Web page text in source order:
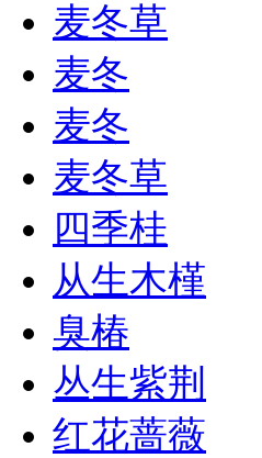
麦冬草
麦冬
麦冬
麦冬草
四季桂
从生木槿
臭椿
丛生紫荆
红花蔷薇